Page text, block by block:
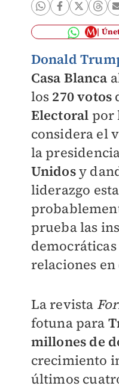
Donald
Casa Blanca
los 270 votos
Electoral por
considera el
la
Unidosy
liderazgo
prueba las
relaciones
La revista
fotuna para
millones de
crecimiento
últimos